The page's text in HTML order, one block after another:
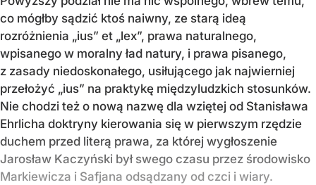
co mógłby sądzić ktoś naiwny, ze starą ideą
rozróżnienia „ius” et „lex”, prawa naturalnego,
wpisanego w moralny ład natury, i prawa pisanego,
z zasady niedoskonałego, usiłującego jak najwierniej
przełożyć „ius” na praktykę międzyludzkich stosunków.
Nie chodzi też o nową nazwę dla wziętej od Stanisława
Ehrlicha doktryny kierowania się w pierwszym rzędzie
duchem przed literą prawa, za której wygłoszenie
Jarosław Kaczyński był swego czasu przez środowisko
Markiewicza i Safjana odsądzany od czci i wiary.